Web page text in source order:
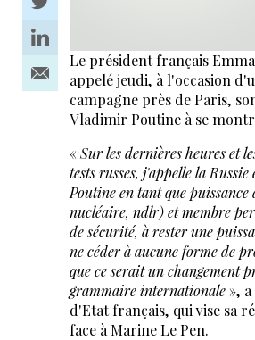
Le président français
appelé jeudi, à l'occasion
campagne près de Paris,
Vladimir Poutine à se
«Sur les dernières heures et
tests russes, j'appelle la
Poutine en tant que puissance
nucléaire, ndlr) et membre
de sécurité, à rester une
ne céder à aucune forme de
que ce serait un changement
grammaire internationale», a
d'Etat français, qui vise sa
face à Marine Le Pen.